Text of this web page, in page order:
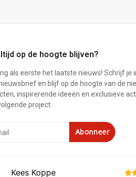
op de hoogte blijven?
als eerste het laatste nieuws! Schrijf je
en blijf op de hoogte van de
inspirerende ideeën en exclusieve
project.
Abonneer